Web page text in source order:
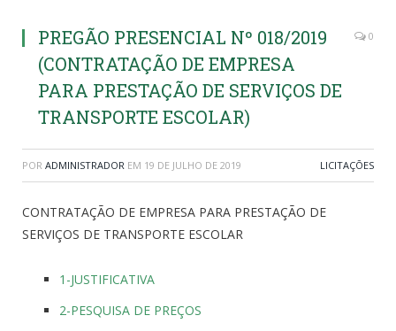
PREGÃO PRESENCIAL Nº 018/2019
(CONTRATAÇÃO DE EMPRESA
PARA PRESTAÇÃO DE SERVIÇOS DE
TRANSPORTE ESCOLAR)
0
POR ADMINISTRADOR EM 19 DE JULHO DE 2019 LICITAÇÕES
CONTRATAÇÃO DE EMPRESA PARA PRESTAÇÃO DE
SERVIÇOS DE TRANSPORTE ESCOLAR
1-JUSTIFICATIVA
2-PESQUISA DE PREÇOS